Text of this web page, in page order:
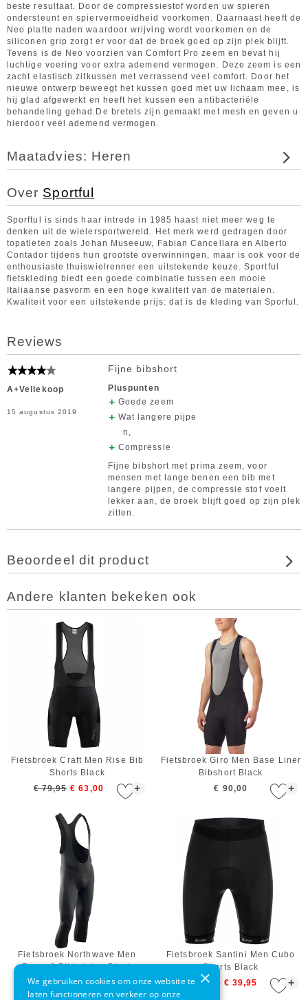
beste resultaat. Door de compressiestof worden uw spieren
ondersteunt en spiervermoeidheid voorkomen. Daarnaast heeft de
Neo platte naden waardoor wrijving wordt voorkomen en de
siliconen grip zorgt er voor dat de broek goed op zijn plek blijft.
Tevens is de Neo voorzien van Comfort Pro zeem en bevat hij
luchtige voering voor extra ademend vermogen. Deze zeem is een
zacht elastisch zitkussen met verrassend veel comfort. Door het
nieuwe ontwerp beweegt het kussen goed met uw lichaam mee, is
hij glad afgewerkt en heeft het kussen een antibacteriële
behandeling gehad.De bretels zijn gemaakt met mesh en geven u
hierdoor veel ademend vermogen.
Maatadvies: Heren
Over Sportful
Sporftul is sinds haar intrede in 1985 haast niet meer weg te
denken uit de wielersportwereld. Het merk werd gedragen door
topatleten zoals Johan Museeuw, Fabian Cancellara en Alberto
Contador tijdens hun grootste overwinningen, maar is ook voor de
enthousiaste thuiswielrenner een uitstekende keuze. Sportful
fietskleding biedt een goede combinatie tussen een mooie
Italiaanse pasvorm en een hoge kwaliteit van de materialen.
Kwaliteit voor een uitstekende prijs: dat is de kleding van Sporful.
Reviews
A+Vellekoop
15 augustus 2019
Fijne bibshort
Pluspunten
Goede zeem
Wat langere pijpe
n,
Compressie
Fijne bibshort met prima zeem, voor
mensen met lange benen een bib met
langere pijpen, de compressie stof voelt
lekker aan, de broek blijft goed op zijn plek
zitten.
Beoordeel dit product
Andere klanten bekeken ook
+
Fietsbroek Craft Men Rise Bib
Shorts Black
€ 79,95 € 63,00 +
Fietsbroek Giro Men Base Liner
Bibshort Black
€ 90,00
+
Fietsbroek Northwave Men
Force 2 Bibknicker Black
€ 70,00
+
Fietsbroek Santini Men Cubo
Shorts Black
€ 79,00 € 39,95
×
We gebruiken cookies om onze website te
laten functioneren en verkeer op onze